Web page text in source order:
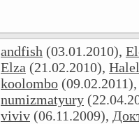
andfish (03.01.2010),
Elza (21.02.2010),
koolombo
numizmatyury
viviv (06.11.2009),